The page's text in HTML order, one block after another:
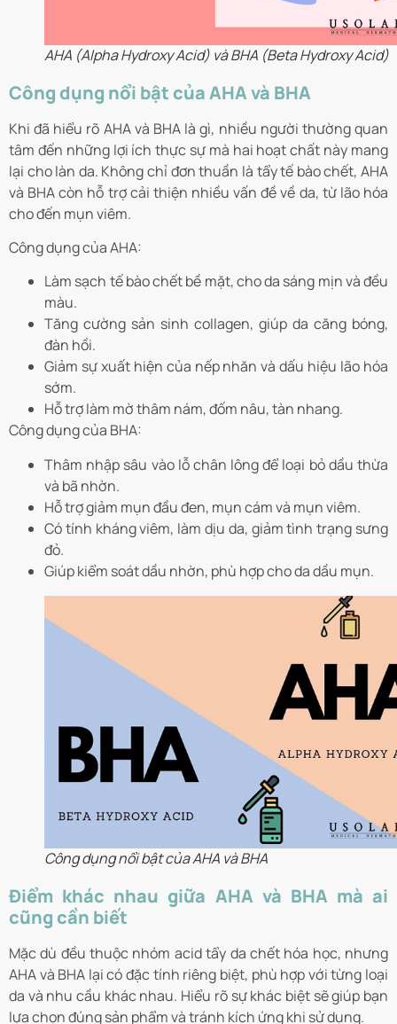
AHA (Alpha Hydroxy Acid) và BHA (Beta Hydroxy Acid)
Công dụng nổi bật của AHA và BHA
Khi đã hiểu rõ AHA và BHA là gì, nhiều người thường quan
tâm đến những lợi ích thực sự mà hai hoạt chất này mang
lại cho làn da. Không chỉ đơn thuần là tẩy tế bào chết, AHA
và BHA còn hỗ trợ cải thiện nhiều vấn đề về da, từ lão hóa
cho đến mụn viêm.
Công dụng của AHA:
Làm sạch tế bào chết bề mặt, cho da sáng mịn và đều
màu.
Tăng cường sản sinh collagen, giúp da căng bóng,
đàn hồi.
Giảm sự xuất hiện của nếp nhăn và dấu hiệu lão hóa
sớm.
Hỗ trợ làm mờ thâm nám, đốm nâu, tàn nhang.
Công dụng của BHA:
Thâm nhập sâu vào lỗ chân lông để loại bỏ dầu thừa
và bã nhờn.
Hỗ trợ giảm mụn đầu đen, mụn cám và mụn viêm.
Có tính kháng viêm, làm dịu da, giảm tình trạng sưng
đỏ.
Giúp kiểm soát dầu nhờn, phù hợp cho da dầu mụn.
Công dụng nổi bật của AHA và BHA
Điểm khác nhau giữa AHA và BHA mà ai
cũng cần biết
Mặc dù đều thuộc nhóm acid tẩy da chết hóa học, nhưng
AHA và BHA lại có đặc tính riêng biệt, phù hợp với từng loại
da và nhu cầu khác nhau. Hiểu rõ sự khác biệt sẽ giúp bạn
lựa chọn đúng sản phẩm và tránh kích ứng khi sử dụng.